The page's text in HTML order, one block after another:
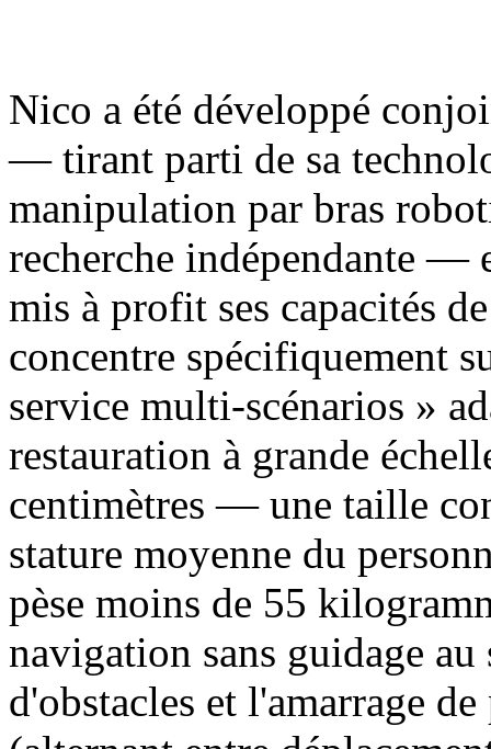
Nico a été développé
— tirant parti de sa
manipulation par bras
recherche indépendante —
mis à profit ses capacités
concentre spécifiquement
service multi-scénarios »
restauration à grande
centimètres — une taille
stature moyenne du
pèse moins de 55
navigation sans guidage
d'obstacles et l'amarrage